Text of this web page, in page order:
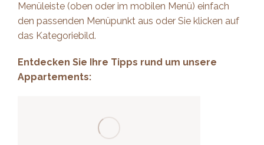
Menüleiste (oben oder im mobilen Menü) einfach
den passenden Menüpunkt aus oder Sie klicken auf
das Kategoriebild.
Entdecken Sie Ihre Tipps rund um unsere
Appartements: